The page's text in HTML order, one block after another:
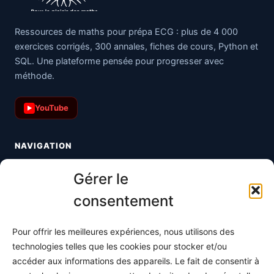
Gérer le
consentement
Pour offrir les meilleures expériences, nous utilisons des
technologies telles que les cookies pour stocker et/ou
accéder aux informations des appareils. Le fait de consentir à
Ressources de maths pour prépa ECG : plus de 4 000
exercices corrigés, 300 annales, fiches de cours, Python et
SQL. Une plateforme pensée pour progresser avec
méthode.
▶ YouTube
NAVIGATION
Toutes les maths
S'abonner
À propos